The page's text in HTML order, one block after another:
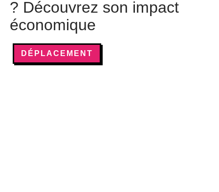
? Découvrez son impact
économique
DÉPLACEMENT